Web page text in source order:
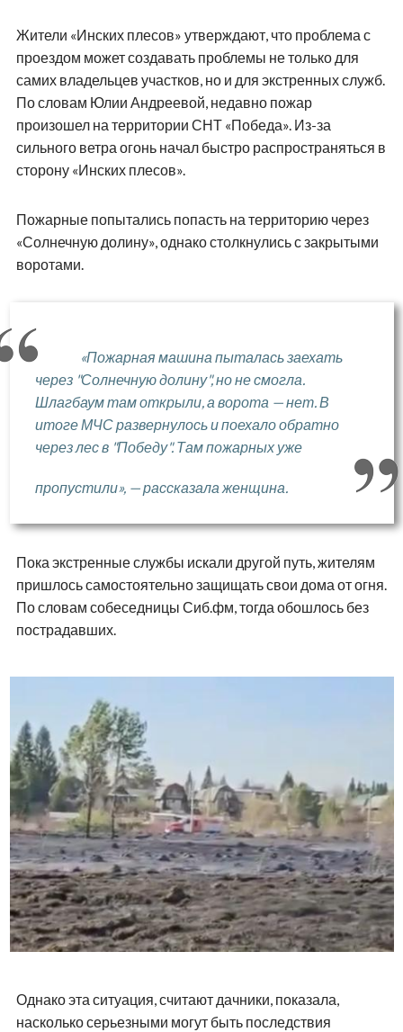
Жители «Инских плесов» утверждают, что проблема с
проездом может создавать проблемы не только для
самих владельцев участков, но и для экстренных служб.
По словам Юлии Андреевой, недавно пожар
произошел на территории СНТ «Победа». Из-за
сильного ветра огонь начал быстро распространяться в
сторону «Инских плесов».
Пожарные попытались попасть на территорию через
«Солнечную долину», однако столкнулись с закрытыми
воротами.
«Пожарная машина пыталась заехать
через "Солнечную долину", но не смогла.
Шлагбаум там открыли, а ворота — нет. В
итоге МЧС развернулось и поехало обратно
через лес в "Победу". Там пожарных уже
пропустили», — рассказала женщина.
Пока экстренные службы искали другой путь, жителям
пришлось самостоятельно защищать свои дома от огня.
По словам собеседницы Сиб.фм, тогда обошлось без
пострадавших.
Однако эта ситуация, считают дачники, показала,
насколько серьезными могут быть последствия